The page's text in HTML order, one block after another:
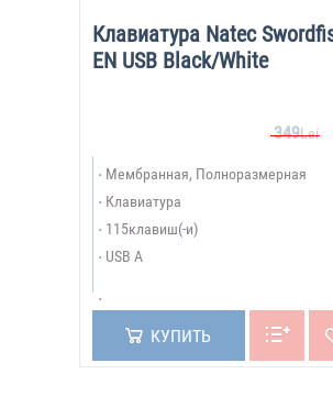
Клавиатура Natec
EN USB Black/White
349Lei
Мембранная, Полноразмерная
Клавиатура
115клавиш(-и)
USB A
КУПИТЬ